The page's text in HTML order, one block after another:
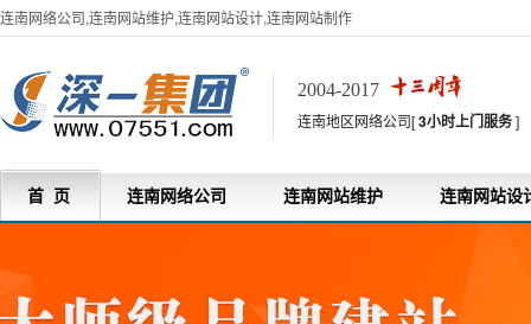
连南网络公司,连南网站维护,连南网站设计,连南网站制作
2004-2017
连南地区网络公司[3小时上门服务]
首 页 连南网络公司 连南网站维护 连南网站设